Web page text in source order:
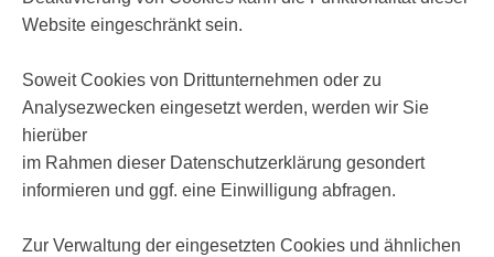
Website eingeschränkt sein.
Soweit Cookies von Drittunternehmen oder zu
Analysezwecken eingesetzt werden, werden wir Sie
hierüber
im Rahmen dieser Datenschutzerklärung gesondert
informieren und ggf. eine Einwilligung abfragen.
Zur Verwaltung der eingesetzten Cookies und ähnlichen